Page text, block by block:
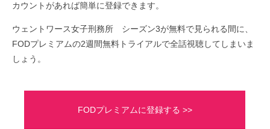
カウントがあれば簡単に登録できます。
ウェントワース女子刑務所 シーズン3が無料で見られる間に、
FODプレミアムの2週間無料トライアルで全話視聴してしまいま
しょう。
FODプレミアムに登録する >>